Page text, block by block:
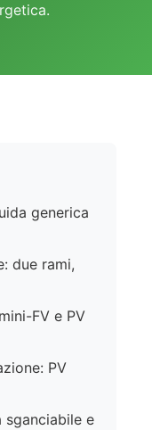
generica
due rami,
FV e PV
PV
sganciabile e